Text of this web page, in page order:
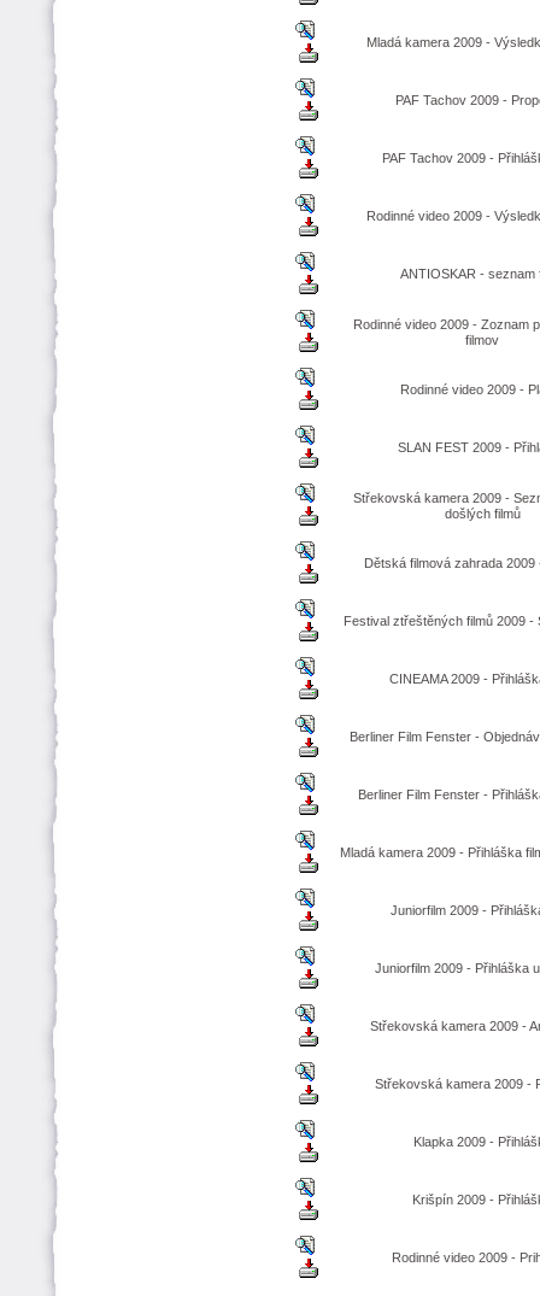
Mladá kamera 2009 -
PAF Tachov 2009 -
PAF Tachov 2009 -
Rodinné video 2009 -
ANTIOSKAR - seznam
Rodinné video 2009 - Zoznam
filmov
Rodinné video 2009 -
SLAN FEST 2009 -
Střekovská kamera 2009 -
došlých filmů
Dětská filmová zahrada 2009
Festival ztřeštěných filmů 2009 -
CINEAMA 2009 -
Berliner Film Fenster -
Berliner Film Fenster -
Mladá kamera 2009 - Přihláška
Juniorfilm 2009 -
Juniorfilm 2009 - Přihláška
Střekovská kamera 2009 -
Střekovská kamera 2009 -
Klapka 2009 -
Krišpín 2009 -
Rodinné video 2009 -